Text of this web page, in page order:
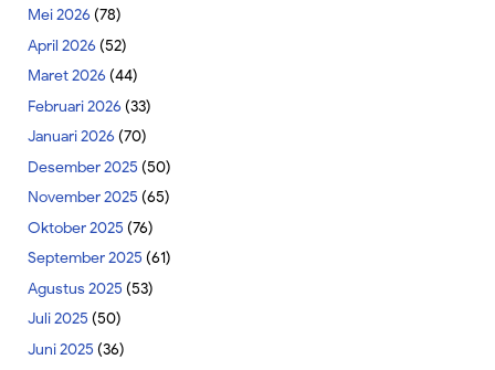
Mei 2026 (78)
April 2026 (52)
Maret 2026 (44)
Februari 2026 (33)
Januari 2026 (70)
Desember 2025 (50)
November 2025 (65)
Oktober 2025 (76)
September 2025 (61)
Agustus 2025 (53)
Juli 2025 (50)
Juni 2025 (36)